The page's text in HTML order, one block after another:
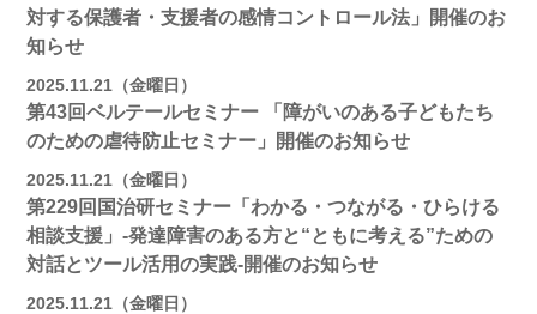
対する保護者・支援者の感情コントロール法」開催のお
知らせ
2025.11.21（金曜日）
第43回ベルテールセミナー 「障がいのある子どもたち
のための虐待防止セミナー」開催のお知らせ
2025.11.21（金曜日）
第229回国治研セミナー「わかる・つながる・ひらける
相談支援」-発達障害のある方と“ともに考える”ための
対話とツール活用の実践-開催のお知らせ
2025.11.21（金曜日）